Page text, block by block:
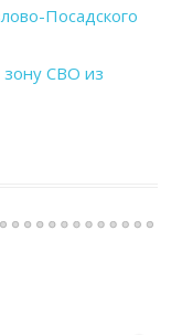
Посадского
зону СВО из